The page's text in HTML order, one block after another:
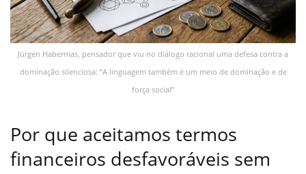
Jürgen Habermas, pensador que viu no diálogo racional uma defesa contra a
dominação silenciosa: “A linguagem também é um meio de dominação e de
força social”
Por que aceitamos termos
financeiros desfavoráveis sem